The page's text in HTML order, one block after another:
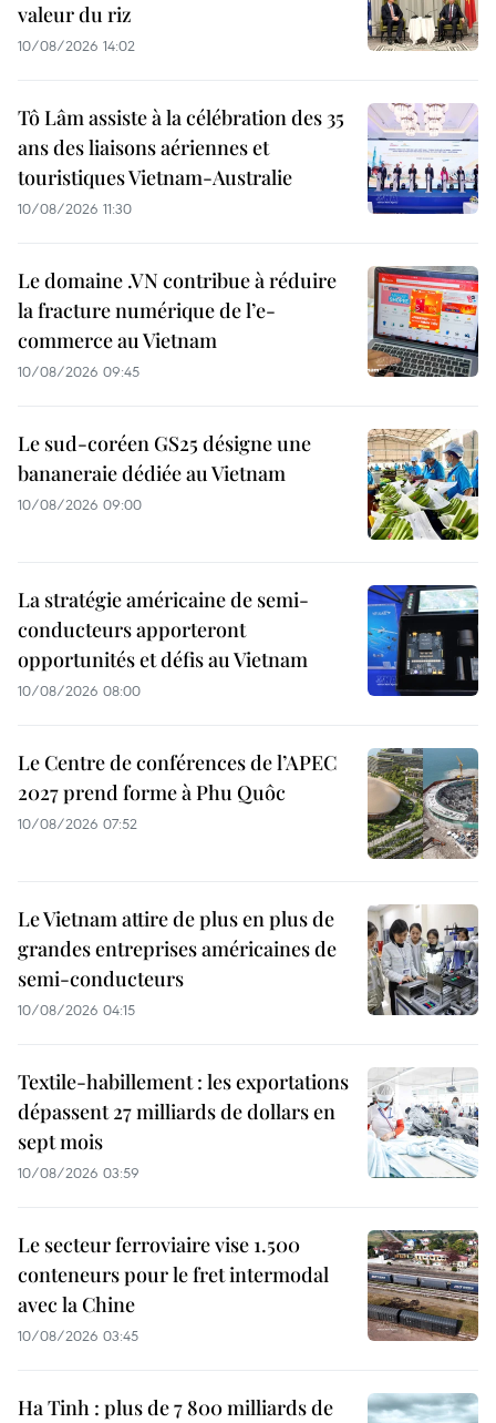
valeur du riz
10/08/2026 14:02
Tô Lâm assiste à la célébration des 35
ans des liaisons aériennes et
touristiques Vietnam-Australie
10/08/2026 11:30
Le domaine .VN contribue à réduire
la fracture numérique de l’e-
commerce au Vietnam
10/08/2026 09:45
Le sud-coréen GS25 désigne une
bananeraie dédiée au Vietnam
10/08/2026 09:00
La stratégie américaine de semi-
conducteurs apporteront
opportunités et défis au Vietnam
10/08/2026 08:00
Le Centre de conférences de l’APEC
2027 prend forme à Phu Quôc
10/08/2026 07:52
Le Vietnam attire de plus en plus de
grandes entreprises américaines de
semi-conducteurs
10/08/2026 04:15
Textile-habillement : les exportations
dépassent 27 milliards de dollars en
sept mois
10/08/2026 03:59
Le secteur ferroviaire vise 1.500
conteneurs pour le fret intermodal
avec la Chine
10/08/2026 03:45
Ha Tinh : plus de 7 800 milliards de